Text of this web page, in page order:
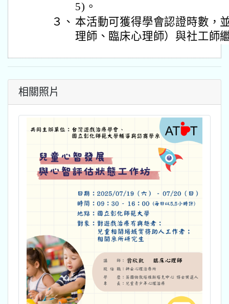
5)。
３、 本活動可獲得學會認證時數，
理師、臨床心理師）與社工師
相關照片